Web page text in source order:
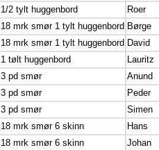
1/2 tylt huggenbord Roer
18 mrk smør 1 tylt huggenbord Børge
18 mrk smør 1 tylt huggenbord David
1 tølt huggenbord Lauritz
3 pd smør Anund
3 pd smør Peder
3 pd smør Simen
18 mrk smør 6 skinn Hans
18 mrk smør 6 skinn Johan